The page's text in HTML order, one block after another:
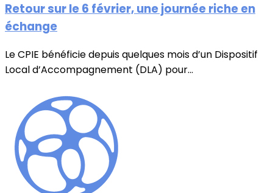
Retour sur le 6 février, une journée riche en
échange
Le CPIE bénéficie depuis quelques mois d’un Dispositif
Local d’Accompagnement (DLA) pour...